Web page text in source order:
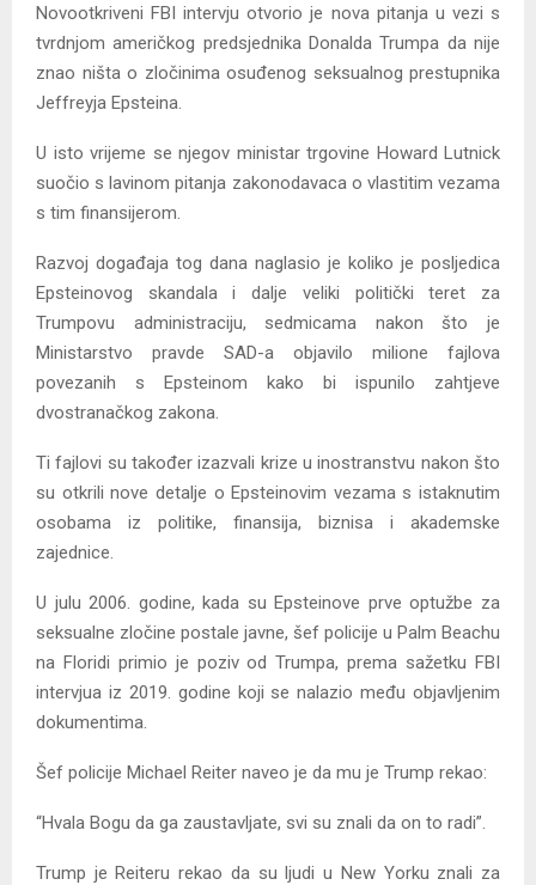
Novootkriveni FBI intervju otvorio je nova pitanja u vezi s
tvrdnjom američkog predsjednika Donalda Trumpa da nije
znao ništa o zločinima osuđenog seksualnog prestupnika
Jeffreyja Epsteina.
U isto vrijeme se njegov ministar trgovine Howard Lutnick
suočio s lavinom pitanja zakonodavaca o vlastitim vezama
s tim finansijerom.
Razvoj događaja tog dana naglasio je koliko je posljedica
Epsteinovog skandala i dalje veliki politički teret za
Trumpovu administraciju, sedmicama nakon što je
Ministarstvo pravde SAD-a objavilo milione fajlova
povezanih s Epsteinom kako bi ispunilo zahtjeve
dvostranačkog zakona.
Ti fajlovi su također izazvali krize u inostranstvu nakon što
su otkrili nove detalje o Epsteinovim vezama s istaknutim
osobama iz politike, finansija, biznisa i akademske
zajednice.
U julu 2006. godine, kada su Epsteinove prve optužbe za
seksualne zločine postale javne, šef policije u Palm Beachu
na Floridi primio je poziv od Trumpa, prema sažetku FBI
intervjua iz 2019. godine koji se nalazio među objavljenim
dokumentima.
Šef policije Michael Reiter naveo je da mu je Trump rekao:
“Hvala Bogu da ga zaustavljate, svi su znali da on to radi”.
Trump je Reiteru rekao da su ljudi u New Yorku znali za